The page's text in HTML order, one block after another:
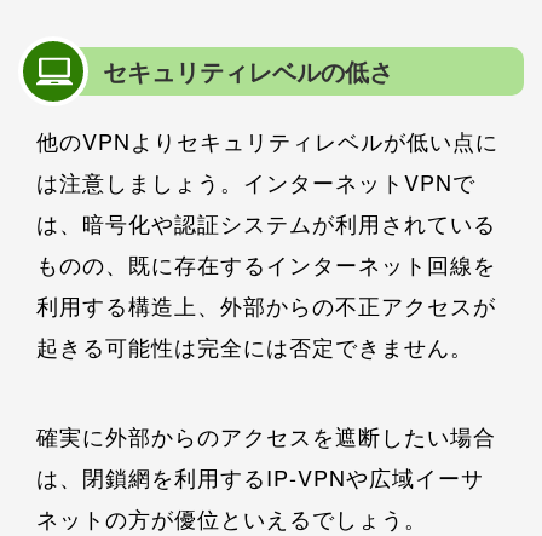
セキュリティレベルの低さ
他のVPNよりセキュリティレベルが低い点に
は注意しましょう。インターネットVPNで
は、暗号化や認証システムが利用されている
ものの、既に存在するインターネット回線を
利用する構造上、外部からの不正アクセスが
起きる可能性は完全には否定できません。
確実に外部からのアクセスを遮断したい場合
は、閉鎖網を利用するIP‐VPNや広域イーサ
ネットの方が優位といえるでしょう。